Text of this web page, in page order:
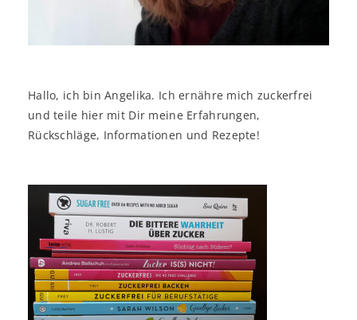
Hallo, ich bin Angelika. Ich ernähre mich zuckerfrei
und teile hier mit Dir meine Erfahrungen,
Rückschläge, Informationen und Rezepte!